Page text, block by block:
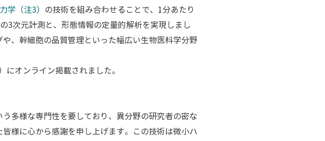
学（注3）
の技術を組み合わせることで、1分あたり
3次元計測と、形態情報の定量的解析を実現しまし
、幹細胞の品質管理といった幅広い生物医科学分野
オンライン掲載されました。
多様な専門性を要しており、異分野の研究者の密な
様に心から感謝を申し上げます。この技術は微小ハ